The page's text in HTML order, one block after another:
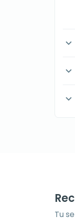
expand_more
expand_more
expand_more
Tu